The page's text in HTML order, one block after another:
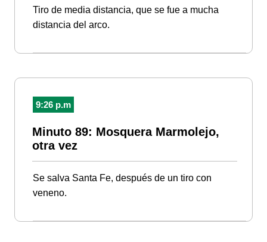
Tiro de media distancia, que se fue a mucha
distancia del arco.
9:26 p.m
Minuto 89: Mosquera Marmolejo,
otra vez
Se salva Santa Fe, después de un tiro con
veneno.